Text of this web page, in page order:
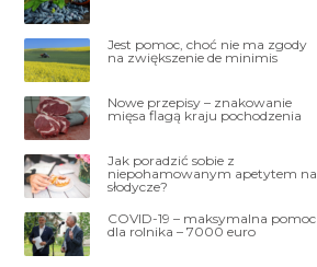
Jest pomoc, choć nie ma zgody
na zwiększenie de minimis
Nowe przepisy – znakowanie
mięsa flagą kraju pochodzenia
Jak poradzić sobie z
niepohamowanym apetytem na
słodycze?
COVID-19 – maksymalna pomoc
dla rolnika – 7000 euro